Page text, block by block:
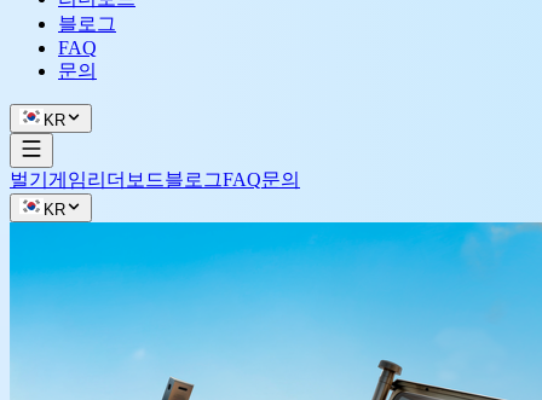
블로그
FAQ
문의
KR
벌기 게임리더보드블로그FAQ문의
KR